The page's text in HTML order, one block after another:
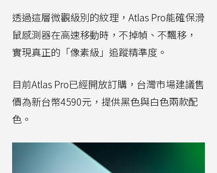
透過這層微觀級別的紋理，Atlas Pro能確保滑
鼠感測器在高速移動時，不掉幀、不飄移，
實現真正的「像素級」追蹤精準度。
目前Atlas Pro已經開放訂購，台灣市場建議售
價為新台幣4590元，提供黑色與白色兩款配
色。